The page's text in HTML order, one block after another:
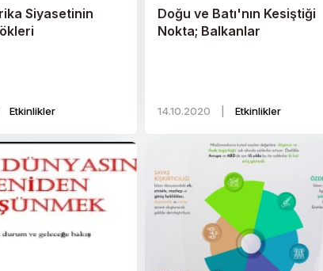
Siyasetinin
Etkinlikler
Doğu ve Batı'nın Kesiştiği
Nokta; Balkanlar
14.10.2020 Etkinlikler